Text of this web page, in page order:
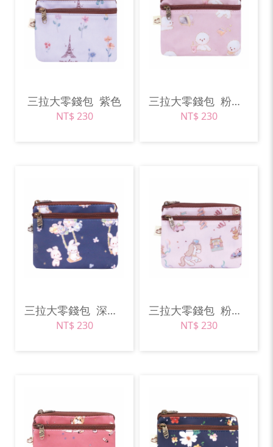
三拉大零錢包 紫色
NT$ 230
三拉大零錢包 粉紅色
NT$ 230
三拉大零錢包 深藍色
NT$ 230
三拉大零錢包 粉紅色
NT$ 230